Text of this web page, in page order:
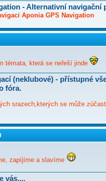
- Alternativní navigační
Aponia GPS Navigation
témata, která se neřeší jinde
(neklubové) - přístupné
fóra.
srazech,kterých se může
zapíjíme a slavíme
vás....